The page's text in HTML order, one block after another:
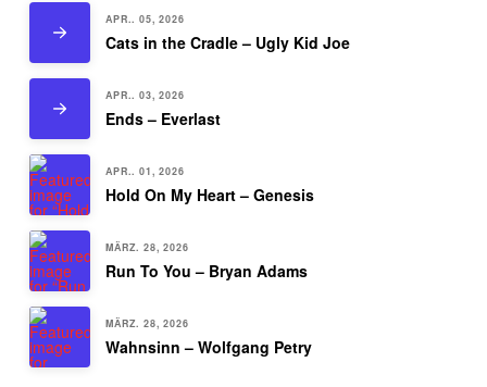
APR.. 05, 2026
Cats in the Cradle – Ugly Kid Joe
APR.. 03, 2026
Ends – Everlast
APR.. 01, 2026
Hold On My Heart – Genesis
MÄRZ. 28, 2026
Run To You – Bryan Adams
MÄRZ. 28, 2026
Wahnsinn – Wolfgang Petry